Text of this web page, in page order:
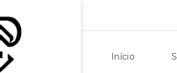
Início